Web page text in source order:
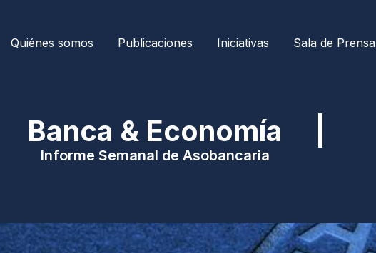
Quiénes somos Publicaciones Iniciativas Sala de Prensa
| Banca & Economía |
Informe Semanal de Asobancaria